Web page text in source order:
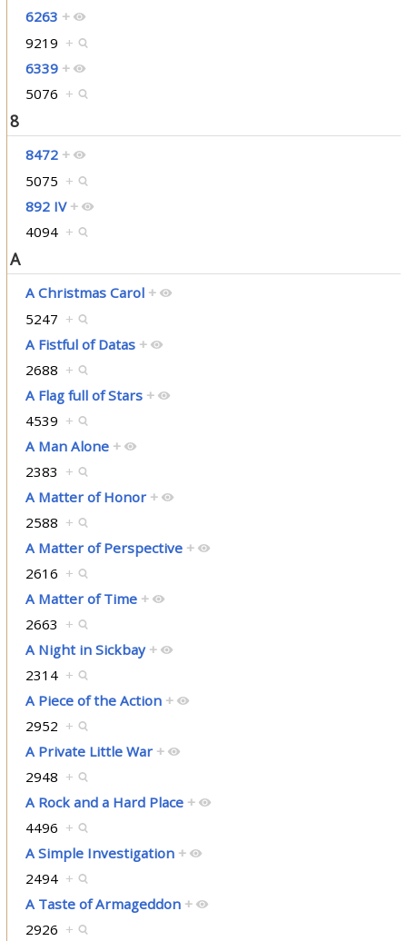
6263 +
9219 +
6339 +
5076 +
8
8472 +
5075 +
892 IV +
4094 +
A
A Christmas Carol +
5247 +
A Fistful of Datas +
2688 +
A Flag full of Stars +
4539 +
A Man Alone +
2383 +
A Matter of Honor +
2588 +
A Matter of Perspective +
2616 +
A Matter of Time +
2663 +
A Night in Sickbay +
2314 +
A Piece of the Action +
2952 +
A Private Little War +
2948 +
A Rock and a Hard Place +
4496 +
A Simple Investigation +
2494 +
A Taste of Armageddon +
2926 +